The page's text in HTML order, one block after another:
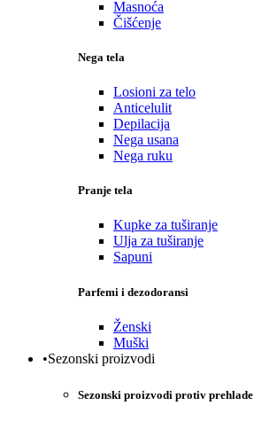
Masnoća
Čišćenje
Nega tela
Losioni za telo
Anticelulit
Depilacija
Nega usana
Nega ruku
Pranje tela
Kupke za tuširanje
Ulja za tuširanje
Sapuni
Parfemi i dezodoransi
Ženski
Muški
•Sezonski proizvodi
Sezonski proizvodi protiv prehlade